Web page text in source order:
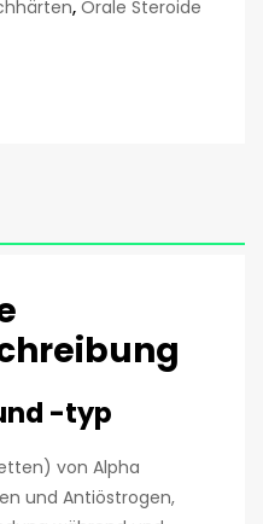
, Orale Steroide
-typ
von Alpha
und Antiöstrogen,